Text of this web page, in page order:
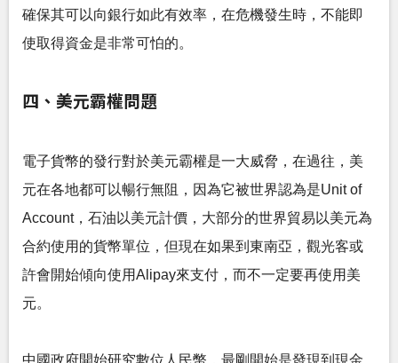
確保其可以向銀行如此有效率，在危機發生時，不能即
使取得資金是非常可怕的。
四、美元霸權問題
電子貨幣的發行對於美元霸權是一大威脅，在過往，美
元在各地都可以暢行無阻，因為它被世界認為是Unit of
Account，石油以美元計價，大部分的世界貿易以美元為
合約使用的貨幣單位，但現在如果到東南亞，觀光客或
許會開始傾向使用Alipay來支付，而不一定要再使用美
元。
中國政府開始研究數位人民幣，最剛開始是發現到現金